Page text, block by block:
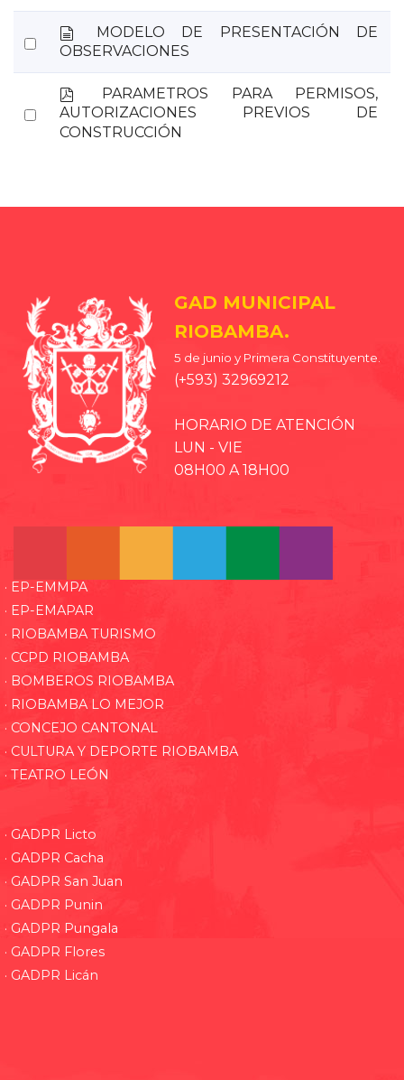
n
o
Select
d
o
m
e
n
MODELO DE PRESENTACIÓN DE
OBSERVACIONES
Select
p
d
f
PARAMETROS PARA PERMISOS,
AUTORIZACIONES PREVIOS DE
CONSTRUCCIÓN
GAD MUNICIPAL
RIOBAMBA.
5 de junio y Primera Constituyente.
(+593) 32969212
HORARIO DE ATENCIÓN
LUN - VIE
08H00 A 18H00
· EP-EMMPA
· EP-EMAPAR
· RIOBAMBA TURISMO
· CCPD RIOBAMBA
· BOMBEROS RIOBAMBA
· RIOBAMBA LO MEJOR
· CONCEJO CANTONAL
· CULTURA Y DEPORTE RIOBAMBA
· TEATRO LEÓN
· GADPR Licto
· GADPR Cacha
· GADPR San Juan
· GADPR Punin
· GADPR Pungala
· GADPR Flores
· GADPR Licán